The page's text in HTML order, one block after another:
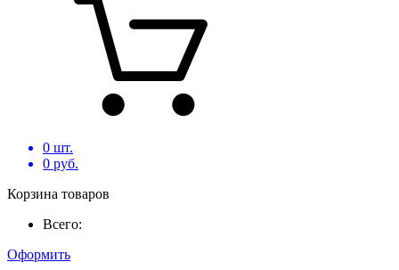
0 шт.
0 руб.
Корзина товаров
Всего:
Оформить